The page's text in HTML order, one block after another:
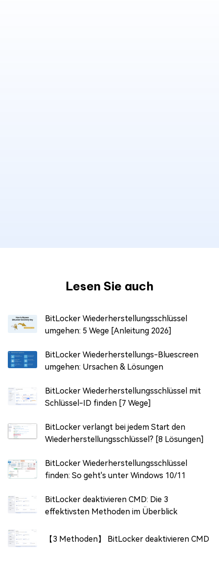
Lesen Sie auch
BitLocker Wiederherstellungsschlüssel
umgehen: 5 Wege [Anleitung 2026]
BitLocker Wiederherstellungs-Bluescreen
umgehen: Ursachen & Lösungen
BitLocker Wiederherstellungsschlüssel mit
Schlüssel-ID finden [7 Wege]
BitLocker verlangt bei jedem Start den
Wiederherstellungsschlüssel? [8 Lösungen]
BitLocker Wiederherstellungsschlüssel
finden: So geht's unter Windows 10/11
BitLocker deaktivieren CMD: Die 3
effektivsten Methoden im Überblick
【3 Methoden】 BitLocker deaktivieren CMD